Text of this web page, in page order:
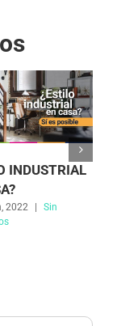
INDUSTRIAL
2022 |
Sin